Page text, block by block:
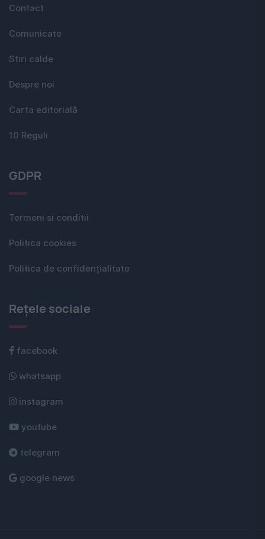
Contact
Comunicate
Stiri calde
Despre noi
Carta editorială
10 Reguli
GDPR
Termeni si conditii
Politica cookies
Politica de confidențialitate
Rețele sociale
facebook
whatsapp
instagram
youtube
telegram
google news